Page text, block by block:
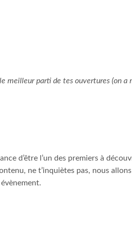
meilleur parti de tes ouvertures (on a
d’être l’un des premiers à
ne t’inquiètes pas, nous